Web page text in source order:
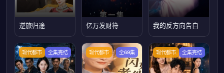
逆旅归途 亿万发财符 我的反方向告白
现代都市 全集完结 现代都市 全69集 现代都市 全集完结